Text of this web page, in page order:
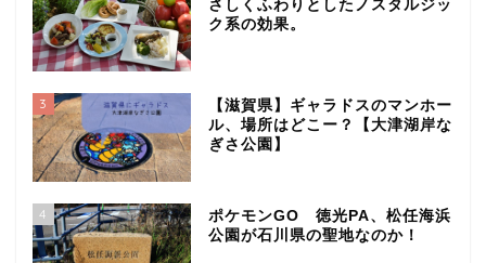
さしくふわりとしたノスタルジッ
ク系の効果。
3
【滋賀県】ギャラドスのマンホー
ル、場所はどこー？【大津湖岸な
ぎさ公園】
4
ポケモンGO 徳光PA、松任海浜
公園が石川県の聖地なのか！